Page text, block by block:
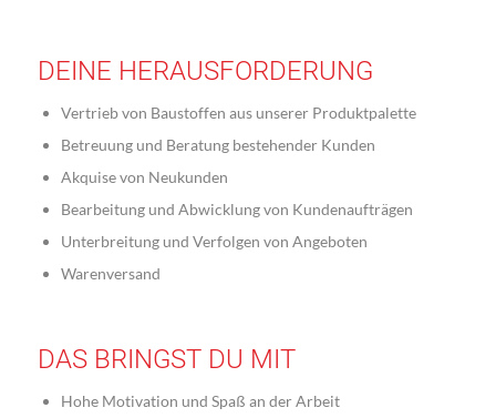
DEINE HERAUSFORDERUNG
Vertrieb von Baustoffen aus unserer Produktpalette
Betreuung und Beratung bestehender Kunden
Akquise von Neukunden
Bearbeitung und Abwicklung von Kundenaufträgen
Unterbreitung und Verfolgen von Angeboten
Warenversand
DAS BRINGST DU MIT
Hohe Motivation und Spaß an der Arbeit